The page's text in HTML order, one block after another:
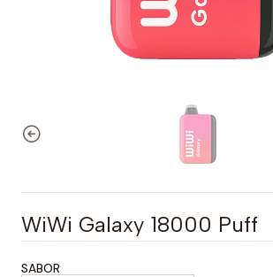
WiWi Galaxy 18000 Puff
SABOR